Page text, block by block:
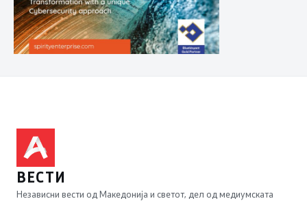
ВЕСТИ
Независни вести од Македонија и светот, дел од медиумската